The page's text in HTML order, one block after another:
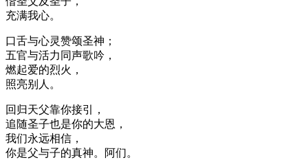
充满我心。
口舌与心灵赞颂圣神；
五官与活力同声歌吟，
燃起爱的烈火，
照亮别人。
回归天父靠你接引，
追随圣子也是你的大恩，
我们永远相信，
你是父与子的真神。阿们。